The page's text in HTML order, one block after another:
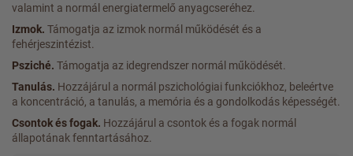
valamint a normál energiatermelő anyagcseréhez.
Izmok. Támogatja az izmok normál működését és a
fehérjeszintézist.
Psziché. Támogatja az idegrendszer normál működését.
Tanulás. Hozzájárul a normál pszichológiai funkciókhoz, beleértve
a koncentráció, a tanulás, a memória és a gondolkodás képességét.
Csontok és fogak. Hozzájárul a csontok és a fogak normál
állapotának fenntartásához.